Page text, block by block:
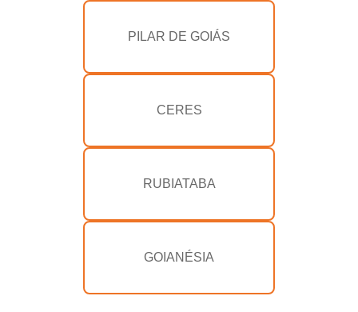
PILAR DE GOIÁS
CERES
RUBIATABA
GOIANÉSIA